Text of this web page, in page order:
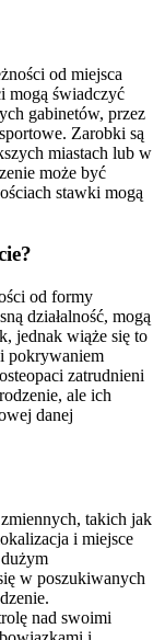
od miejsca
mogą świadczyć
gabinetów, przez
Zarobki są
miastach lub w
może być
stawki mogą
od formy
działalność, mogą
jednak wiąże się to
i pokrywaniem
zatrudnieni
ale ich
danej
takich jak
i miejsce
w poszukiwanych
nad swoimi